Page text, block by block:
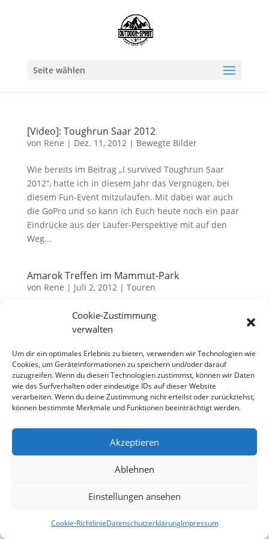
Cookie-Zustimmung
verwalten
Um dir ein optimales Erlebnis zu bieten, verwenden wir Technologien wie
Cookies, um Geräteinformationen zu speichern und/oder darauf
zuzugreifen. Wenn du diesen Technologien zustimmst, können wir Daten
wie das Surfverhalten oder eindeutige IDs auf dieser Website
verarbeiten. Wenn du deine Zustimmung nicht erteilst oder zurückziehst,
können bestimmte Merkmale und Funktionen beeinträchtigt werden.
Akzeptieren
Ablehnen
Einstellungen ansehen
Cookie-RichtlinieDatenschutzerklärungImpressum
Seite wählen
[Video]: Toughrun Saar 2012
von Rene | Dez. 11, 2012| Bewegte Bilder
Wie bereits im Beitrag „I survived Toughrun Saar
2012“, hatte ich in diesem Jahr das Vergnügen, bei
diesem Fun-Event mitzulaufen. Mit dabei war auch
die GoPro und so kann ich Euch heute noch ein paar
Eindrücke aus der Läufer-Perspektive mit auf den
Weg...
Amarok Treffen im Mammut-Park
von Rene | Juli 2, 2012| Touren
Am Wochenende vom 23. – 24. Juni 2012 fand das
erste große Forumstreffen des AmarokForum.de
Mammutpark in Stadtoldendorf bieten. Zumindest
für unseren Amarok würde es die erste „richtige“
Ausfahrt ins...
Datenschutzerklärung
Impressum
Cookie-Richtlinie (EU)
Designed byElegant Themes| Powered by